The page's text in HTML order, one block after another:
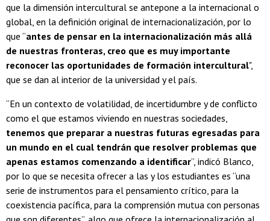
que la dimensión intercultural se antepone a la internacional o
global, en la definición original de internacionalización, por lo
que “antes de pensar en la internacionalización más allá
de nuestras fronteras, creo que es muy importante
reconocer las oportunidades de formación intercultural",
que se dan al interior de la universidad y el país.
“En un contexto de volatilidad, de incertidumbre y de conflicto
como el que estamos viviendo en nuestras sociedades,
tenemos que preparar a nuestras futuras egresadas para
un mundo en el cual tendrán que resolver problemas que
apenas estamos comenzando a identificar”, indicó Blanco,
por lo que se necesita ofrecer a las y los estudiantes es “una
serie de instrumentos para el pensamiento crítico, para la
coexistencia pacífica, para la comprensión mutua con personas